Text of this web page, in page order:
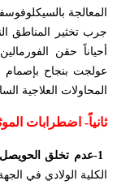
المعالجة
جرب تخثير المناطق
أحياناً حقن
عولجت بنجاح بإصمام
المحاولات العلاجية
ثانياً- اضطرابات
-1عدم تخلق الحويصل
الكلية الولادي في